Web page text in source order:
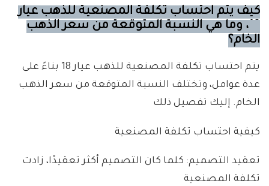
كيف يتم احتساب تكلفة المصنعية للذهب عيار
18، وما هي النسبة المتوقعة من سعر الذهب
الخام؟
يتم احتساب تكلفة المصنعية للذهب عيار 18 بناءً على
عدة عوامل، وتختلف النسبة المتوقعة من سعر الذهب
الخام. إليك تفصيل ذلك
كيفية احتساب تكلفة المصنعية
تعقيد التصميم: كلما كان التصميم أكثر تعقيدًا، زادت
تكلفة المصنعية